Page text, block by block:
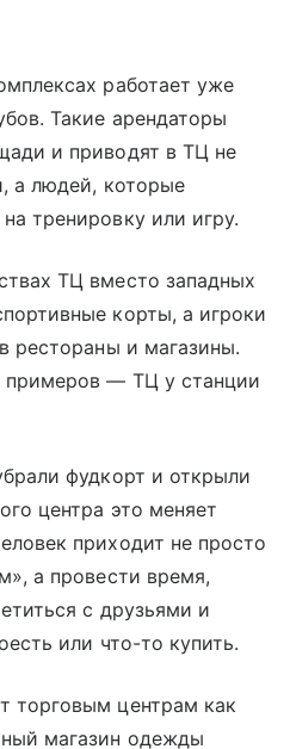
работает уже
Такие арендаторы
и приводят в ТЦ не
а людей, которые
тренировку или игру.
ТЦ вместо западных
корты, а игроки
рестораны и магазины.
примеров — ТЦ у станции
фудкорт и открыли
центра это меняет
приходит не просто
а провести время,
с друзьями и
или что-то купить.
торговым центрам как
магазин одежды